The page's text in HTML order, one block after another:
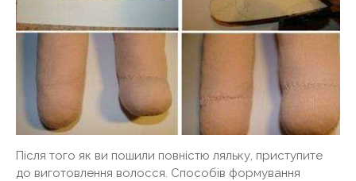
Після того як ви пошили повністю ляльку, приступите
до виготовлення волосся. Способів формування